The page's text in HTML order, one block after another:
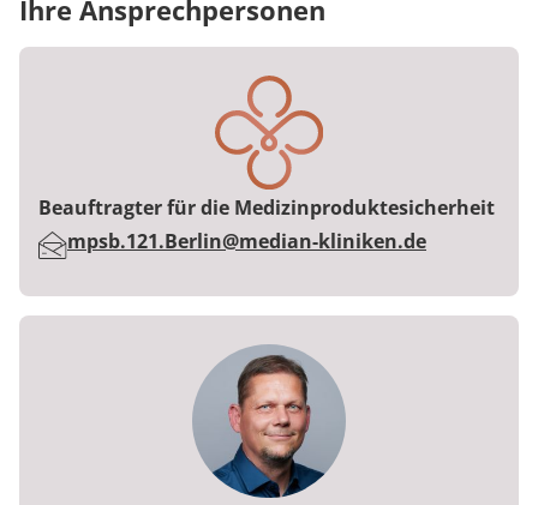
Ihre Ansprechpersonen
Beauftragter für die Medizinproduktesicherheit
E-Mail:mpsb.121.Berlin@median-kliniken.de